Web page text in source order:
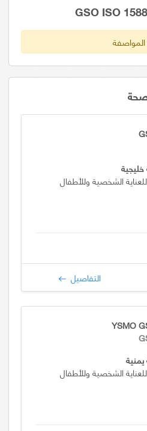
المواصفة
للعناية الشخصية وللأطفال
التفاصيل
YSMO
للعناية الشخصية وللأطفال